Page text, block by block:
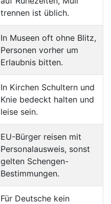
trennen ist üblich.
In Museen oft ohne Blitz,
Personen vorher um
Erlaubnis bitten.
In Kirchen Schultern und
Knie bedeckt halten und
leise sein.
EU-Bürger reisen mit
Personalausweis, sonst
gelten Schengen-
Bestimmungen.
Für Deutsche kein